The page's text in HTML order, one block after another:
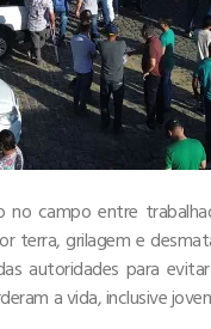
campo entre
terra, grilagem e
autoridades para
a vida, inclusive